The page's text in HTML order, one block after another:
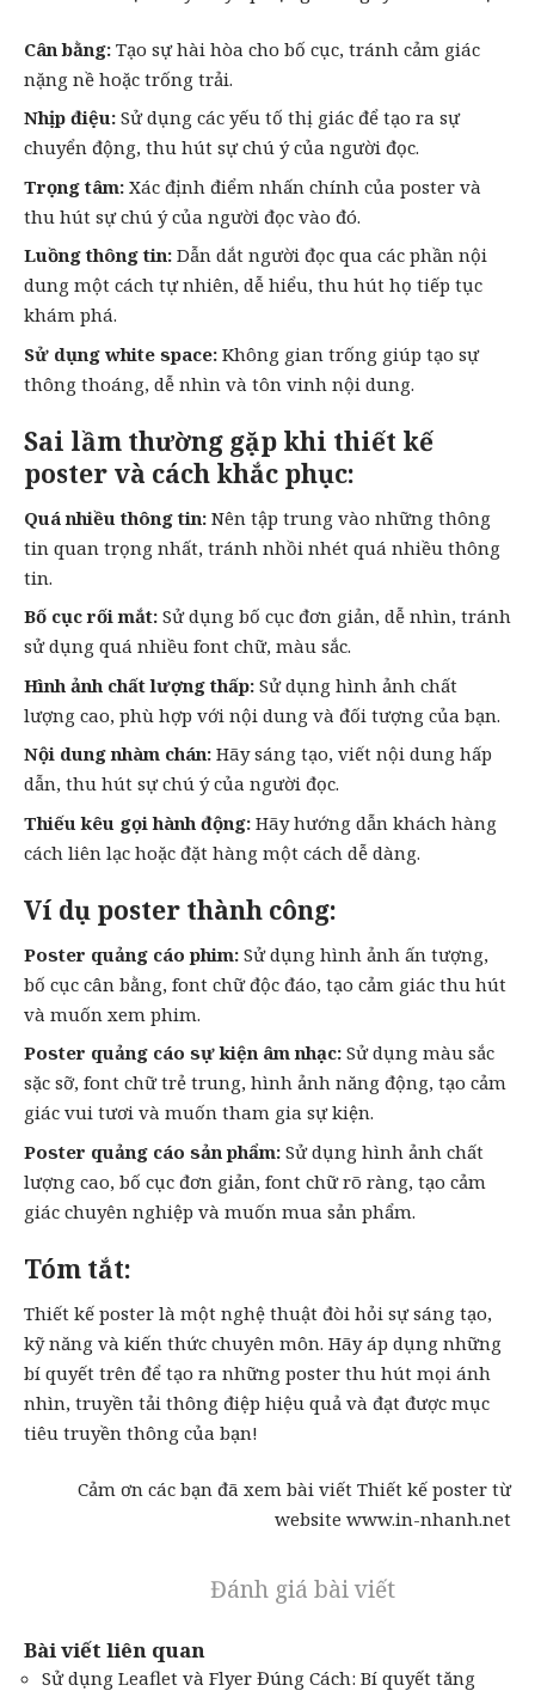
Cân bằng: Tạo sự hài hòa cho bố cục, tránh cảm giác
nặng nề hoặc trống trải.
Nhịp điệu: Sử dụng các yếu tố thị giác để tạo ra sự
chuyển động, thu hút sự chú ý của người đọc.
Trọng tâm: Xác định điểm nhấn chính của poster và
thu hút sự chú ý của người đọc vào đó.
Luồng thông tin: Dẫn dắt người đọc qua các phần nội
dung một cách tự nhiên, dễ hiểu, thu hút họ tiếp tục
khám phá.
Sử dụng white space: Không gian trống giúp tạo sự
thông thoáng, dễ nhìn và tôn vinh nội dung.
Sai lầm thường gặp khi thiết kế
poster và cách khắc phục:
Quá nhiều thông tin: Nên tập trung vào những thông
tin quan trọng nhất, tránh nhồi nhét quá nhiều thông
tin.
Bố cục rối mắt: Sử dụng bố cục đơn giản, dễ nhìn, tránh
sử dụng quá nhiều font chữ, màu sắc.
Hình ảnh chất lượng thấp: Sử dụng hình ảnh chất
lượng cao, phù hợp với nội dung và đối tượng của bạn.
Nội dung nhàm chán: Hãy sáng tạo, viết nội dung hấp
dẫn, thu hút sự chú ý của người đọc.
Thiếu kêu gọi hành động: Hãy hướng dẫn khách hàng
cách liên lạc hoặc đặt hàng một cách dễ dàng.
Ví dụ poster thành công:
Poster quảng cáo phim: Sử dụng hình ảnh ấn tượng,
bố cục cân bằng, font chữ độc đáo, tạo cảm giác thu hút
và muốn xem phim.
Poster quảng cáo sự kiện âm nhạc: Sử dụng màu sắc
sặc sỡ, font chữ trẻ trung, hình ảnh năng động, tạo cảm
giác vui tươi và muốn tham gia sự kiện.
Poster quảng cáo sản phẩm: Sử dụng hình ảnh chất
lượng cao, bố cục đơn giản, font chữ rõ ràng, tạo cảm
giác chuyên nghiệp và muốn mua sản phẩm.
Tóm tắt:
Thiết kế poster là một nghệ thuật đòi hỏi sự sáng tạo,
kỹ năng và kiến thức chuyên môn. Hãy áp dụng những
bí quyết trên để tạo ra những poster thu hút mọi ánh
nhìn, truyền tải thông điệp hiệu quả và đạt được mục
tiêu truyền thông của bạn!
Cảm ơn các bạn đã xem bài viết Thiết kế poster từ
website www.in-nhanh.net
Đánh giá bài viết
Bài viết liên quan
Sử dụng Leaflet và Flyer Đúng Cách: Bí quyết tăng